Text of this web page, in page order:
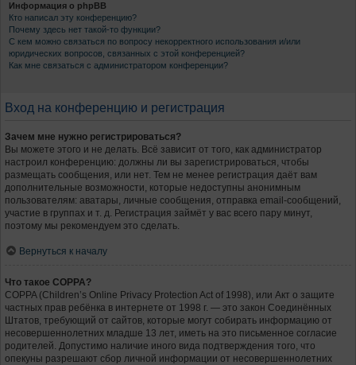
Информация о phpBB
Кто написал эту конференцию?
Почему здесь нет такой-то функции?
С кем можно связаться по вопросу некорректного использования и/или
юридических вопросов, связанных с этой конференцией?
Как мне связаться с администратором конференции?
Вход на конференцию и регистрация
Зачем мне нужно регистрироваться?
Вы можете этого и не делать. Всё зависит от того, как администратор
настроил конференцию: должны ли вы зарегистрироваться, чтобы
размещать сообщения, или нет. Тем не менее регистрация даёт вам
дополнительные возможности, которые недоступны анонимным
пользователям: аватары, личные сообщения, отправка email-сообщений,
участие в группах и т. д. Регистрация займёт у вас всего пару минут,
поэтому мы рекомендуем это сделать.
Вернуться к началу
Что такое COPPA?
COPPA (Children’s Online Privacy Protection Act of 1998), или Акт о защите
частных прав ребёнка в интернете от 1998 г. — это закон Соединённых
Штатов, требующий от сайтов, которые могут собирать информацию от
несовершеннолетних младше 13 лет, иметь на это письменное согласие
родителей. Допустимо наличие иного вида подтверждения того, что
опекуны разрешают сбор личной информации от несовершеннолетних